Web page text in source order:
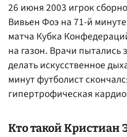
26 июня 2003 игрок
Вивьен Фоэ на 71-й
матча Кубка
на газон. Врачи пытались
делать искусственное
минут футболист
гипертрофическая
Кто такой Кристиан